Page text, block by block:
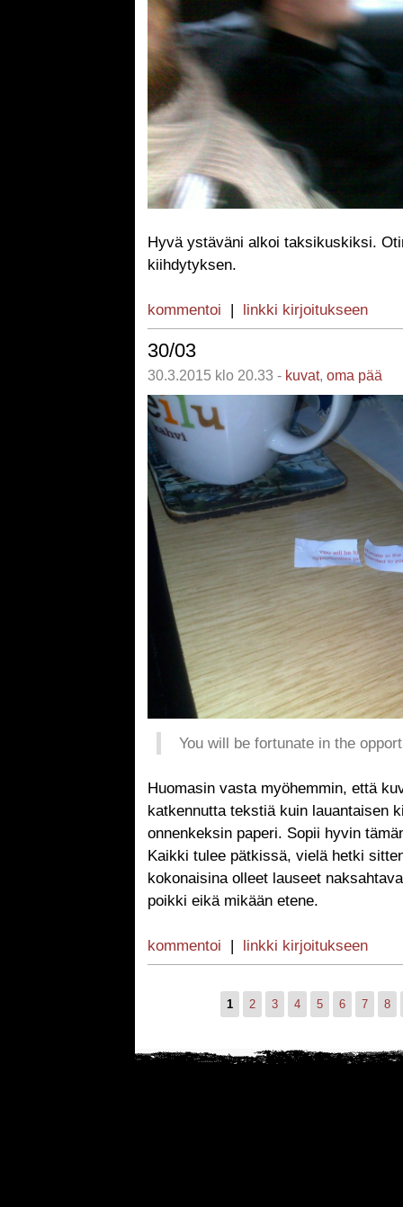
Hyvä ystäväni alkoi taksikuskiksi.
kiihdytyksen.
kommentoi | linkki kirjoitukseen
30/03
30.3.2015 klo 20.33 - kuvat, oma pää
You will be fortunate in the
Huomasin vasta myöhemmin, että
katkennutta tekstiä kuin lauantaisen
onnenkeksin paperi. Sopii hyvin
Kaikki tulee pätkissä, vielä hetki
kokonaisina olleet lauseet
poikki eikä mikään etene.
kommentoi | linkki kirjoitukseen
1 2 3 4 5 6 7 8